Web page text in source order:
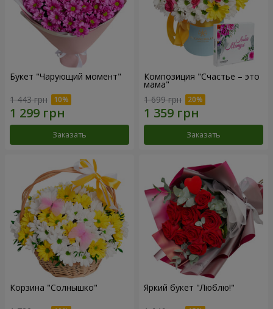
Букет "Чарующий момент"
1 443 грн
Заказать
Композиция "Счастье – это
мама"
1 699 грн
Заказать
Корзина "Солнышко" Яркий букет "Люблю!"